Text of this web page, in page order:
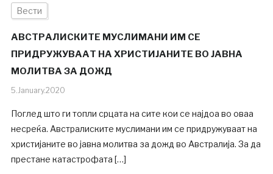
Вести
АВСТРАЛИСКИТЕ МУСЛИМАНИ ИМ СЕ
ПРИДРУЖУВААТ НА ХРИСТИЈАНИТЕ ВО ЈАВНА
МОЛИТВА ЗА ДОЖД
5.January.2020
Поглед што ги топли срцата на сите кои се најдоа во оваа
несреќа. Австралиските муслимани им се придружуваат на
христијаните во јавна молитва за дожд во Австралија. За да
престане катастрофата […]